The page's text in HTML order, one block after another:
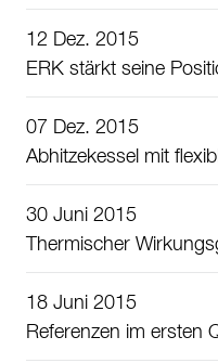
12 Dez. 2015
ERK stärkt seine
07 Dez. 2015
Abhitzekessel mit
30 Juni 2015
Thermischer
18 Juni 2015
Referenzen im ersten